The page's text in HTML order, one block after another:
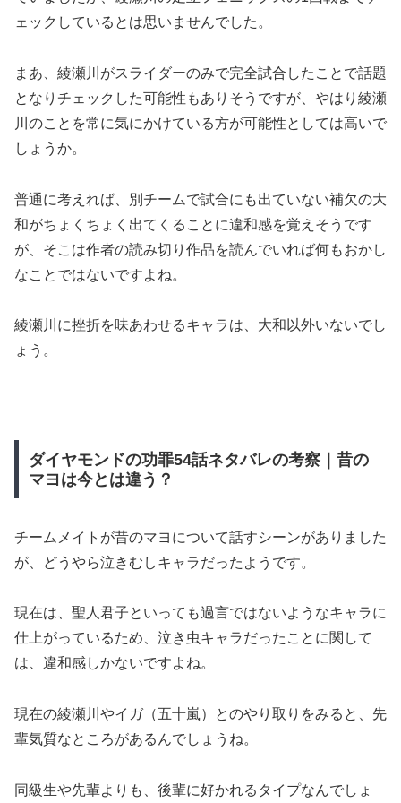
ェックしているとは思いませんでした。
まあ、綾瀬川がスライダーのみで完全試合したことで話題
となりチェックした可能性もありそうですが、やはり綾瀬
川のことを常に気にかけている方が可能性としては高いで
しょうか。
普通に考えれば、別チームで試合にも出ていない補欠の大
和がちょくちょく出てくることに違和感を覚えそうです
が、そこは作者の読み切り作品を読んでいれば何もおかし
なことではないですよね。
綾瀬川に挫折を味あわせるキャラは、大和以外いないでし
ょう。
ダイヤモンドの功罪54話ネタバレの考察｜昔の
マヨは今とは違う？
チームメイトが昔のマヨについて話すシーンがありました
が、どうやら泣きむしキャラだったようです。
現在は、聖人君子といっても過言ではないようなキャラに
仕上がっているため、泣き虫キャラだったことに関して
は、違和感しかないですよね。
現在の綾瀬川やイガ（五十嵐）とのやり取りをみると、先
輩気質なところがあるんでしょうね。
同級生や先輩よりも、後輩に好かれるタイプなんでしょ